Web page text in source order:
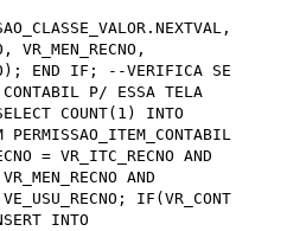
VR_MEN_RECNO,
END IF; --VERIFICA SE
P/ ESSA TELA
COUNT(1) INTO
PERMISSAO_ITEM_CONTABIL
= VR_ITC_RECNO AND
AND
IF(VR_CONT
INTO